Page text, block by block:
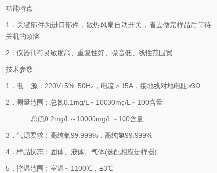
功能特点
1．关键部件为进口部件，散热风扇自动开关，省去做完样品后等待
关机的烦恼
2．仪器具有灵敏度高、重复性好、噪音低、线性范围宽
技术参数
1．电 源：220V±5% 50Hz，电流＞15A，接地线对地电阻≯3Ω
2．测量范围：总氮0.1mg/L～10000mg/L～100含量
总硫0.2mg/L～10000mg/L～100含量
3．气源要求：高纯氧99.999%，高纯氩99.999%
4．样品状态：固体、液体、气体(选配相应进样器)
5．控温范围：室温～1100℃，±3℃